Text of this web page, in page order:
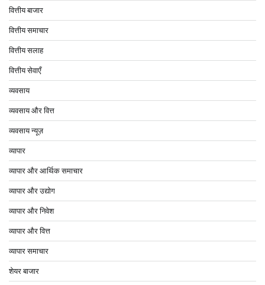
वित्तीय बाजार
वित्तीय समाचार
वित्तीय सलाह
वित्तीय सेवाएँ
व्यवसाय
व्यवसाय और वित्त
व्यवसाय न्यूज़
व्यापार
व्यापार और आर्थिक समाचार
व्यापार और उद्योग
व्यापार और निवेश
व्यापार और वित्त
व्यापार समाचार
शेयर बाजार